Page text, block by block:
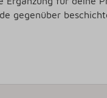
gegenüber